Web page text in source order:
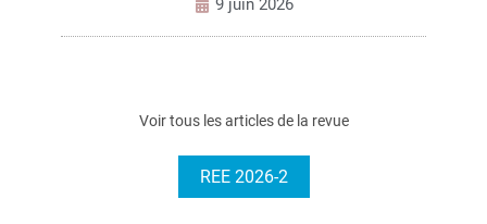
9 juin 2026
Voir tous les articles de la revue
REE 2026-2